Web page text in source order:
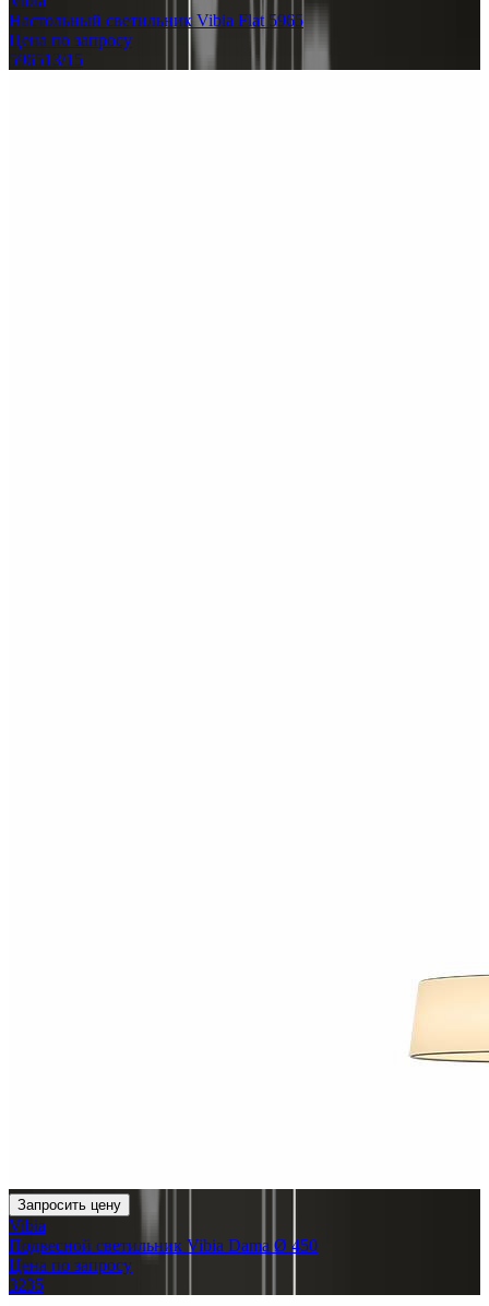
Настольный светильник Vibia Flat 5965
Цена по запросу
596513/15
Запросить цену
Vibia
Подвесной светильник Vibia Dama Ø 450
Цена по запросу
3235